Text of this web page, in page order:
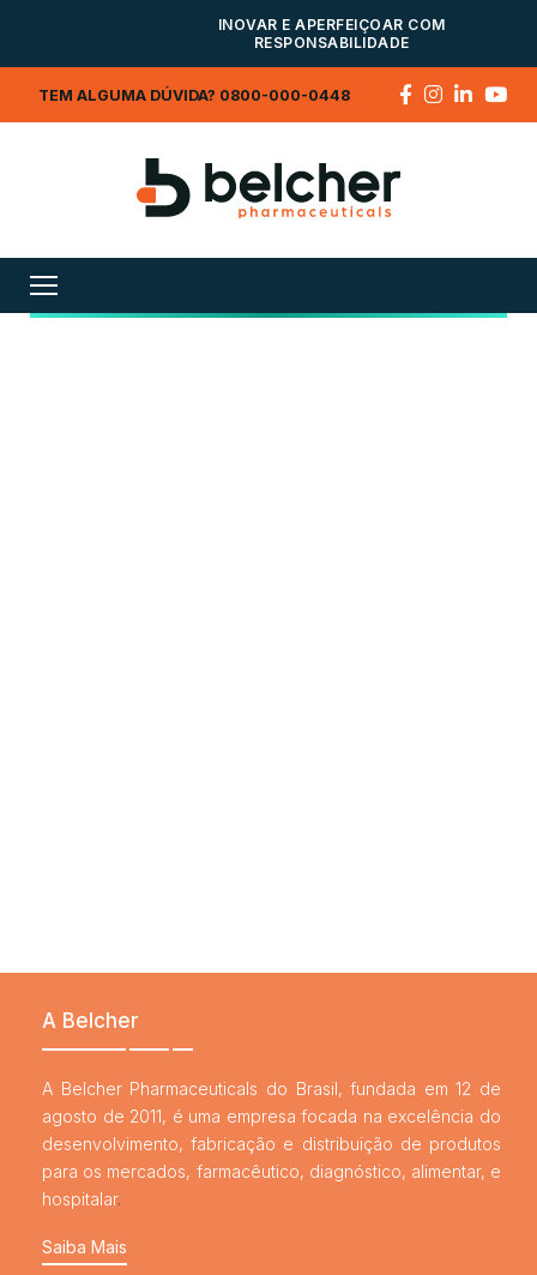
INOVAR E APERFEIÇOAR COM
RESPONSABILIDADE
TEM ALGUMA DÚVIDA? 0800-000-0448
A Belcher
A Belcher Pharmaceuticals do Brasil, fundada em 12 de
agosto de 2011, é uma empresa focada na excelência do
desenvolvimento, fabricação e distribuição de produtos
para os mercados, farmacêutico, diagnóstico, alimentar, e
hospitalar.
Saiba Mais